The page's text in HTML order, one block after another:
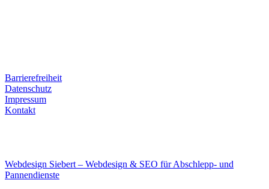
Barrierefreiheit
Datenschutz
Impressum
Kontakt
Webdesign Siebert – Webdesign & SEO für Abschlepp- und
Pannendienste